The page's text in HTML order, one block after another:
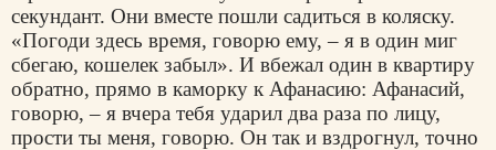
секундант. Они вместе пошли садиться в коляску.
«Погоди здесь время, говорю ему, – я в один миг
сбегаю, кошелек забыл». И вбежал один в квартиру
обратно, прямо в каморку к Афанасию: Афанасий,
говорю, – я вчера тебя ударил два раза по лицу,
прости ты меня, говорю. Он так и вздрогнул, точно